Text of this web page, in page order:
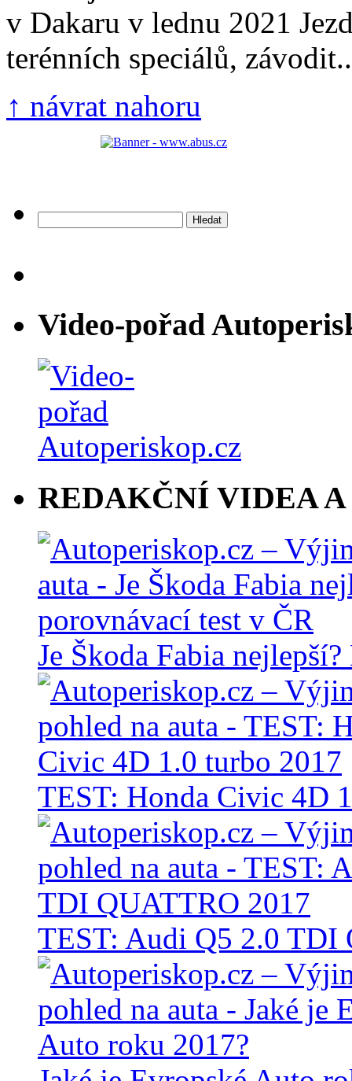
v Dakaru v lednu 2021
terénních speciálů,
↑ návrat nahoru
Video-pořad
REDAKČNÍ VIDEA A
Je Škoda Fabia
TEST: Honda Civic 4D
TEST: Audi Q5 2.0 TDI